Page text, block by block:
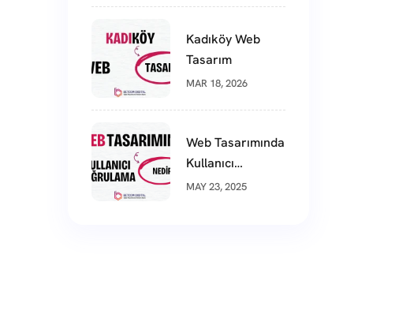
Kadıköy Web
Tasarım
MAR 18, 2026
Web Tasarımında
Kullanıcı
Doğrulama
MAY 23, 2025